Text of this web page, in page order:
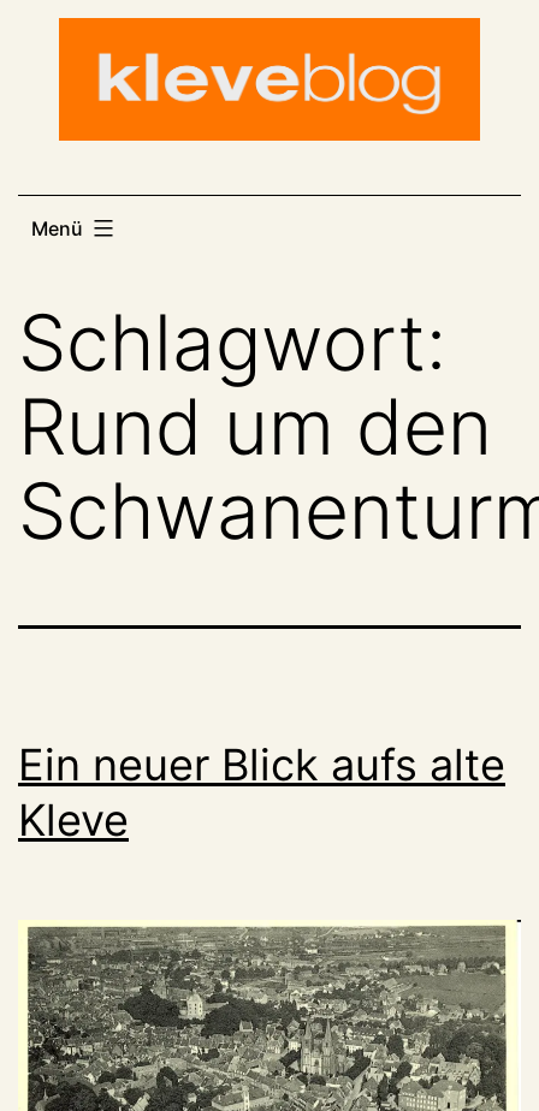
Menü
Schlagwort:
Rund um den
Ein neuer Blick aufs alte
Kleve